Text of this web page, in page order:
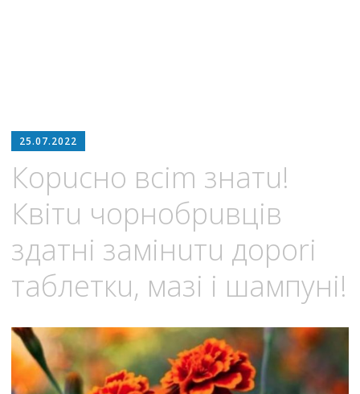
25.07.2022
Корuсно всіm знатu!
Квітu чорнобрuвців
здатні замінuтu дороrі
таблеткu, мазі і шампуні!